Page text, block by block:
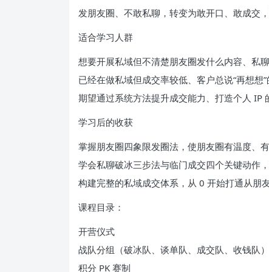
发朋友圈、不敢私聊，转变为敢开口、敢成交
适合学习人群
想要开展私域但不清楚朋友圈发什么内容、私
已经在做私域但成交率较低、客户总说“再想想
期望通过系统方法提升成交能力、打造个人 IP
学习后的收获
掌握朋友圈四象限发圈法，使朋友圈有温度、
学会私聊破冰三步法与临门成交四个关键动作
构建完整的私域成交体系，从 0 开始打通从朋
课程目录：
开营仪式
战队分组（破冰队、谈单队、成交队、收钱队）
积分 PK 赛制